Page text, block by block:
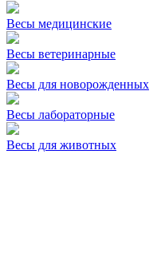
Весы медицинские
Весы ветеринарные
Весы для новорожденных
Весы лабораторные
Весы для животных